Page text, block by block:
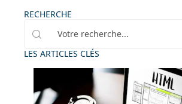
RECHERCHE
LES ARTICLES CLÉS